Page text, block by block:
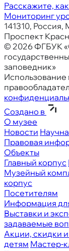
Расскажите,
Мониторинг
141310, Россия,
Проспект
© 2026 ФГБУК
заповедник»
Использование
Создано в
О музее
Новости
Правовая
Объекты
Главный корпус
Музейный
корпус
Посетителям
Информация
Выставки и
задаваемые
Акции, скидки и
детям Мастер-